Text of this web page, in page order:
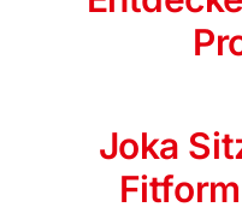
Joka